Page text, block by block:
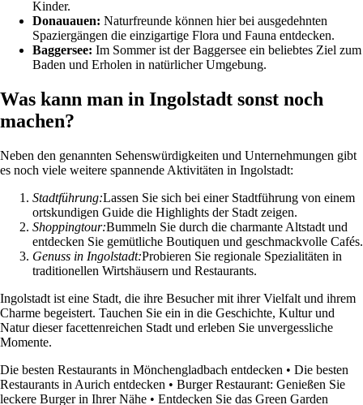
Kinder.
Donauauen: Naturfreunde können hier bei ausgedehnten
Spaziergängen die einzigartige Flora und Fauna entdecken.
Baggersee: Im Sommer ist der Baggersee ein beliebtes Ziel zum
Baden und Erholen in natürlicher Umgebung.
Was kann man in Ingolstadt sonst noch
machen?
Neben den genannten Sehenswürdigkeiten und Unternehmungen gibt
es noch viele weitere spannende Aktivitäten in Ingolstadt:
Stadtführung:Lassen Sie sich bei einer Stadtführung von einem
ortskundigen Guide die Highlights der Stadt zeigen.
Shoppingtour:Bummeln Sie durch die charmante Altstadt und
entdecken Sie gemütliche Boutiquen und geschmackvolle Cafés.
Genuss in Ingolstadt:Probieren Sie regionale Spezialitäten in
traditionellen Wirtshäusern und Restaurants.
Ingolstadt ist eine Stadt, die ihre Besucher mit ihrer Vielfalt und ihrem
Charme begeistert. Tauchen Sie ein in die Geschichte, Kultur und
Natur dieser facettenreichen Stadt und erleben Sie unvergessliche
Momente.
Die besten Restaurants in Mönchengladbach entdecken • Die besten
Restaurants in Aurich entdecken • Burger Restaurant: Genießen Sie
leckere Burger in Ihrer Nähe • Entdecken Sie das Green Garden